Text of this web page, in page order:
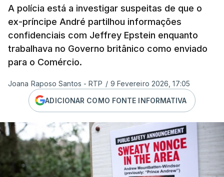
A polícia está a investigar suspeitas de que o
ex-príncipe André partilhou informações
confidenciais com Jeffrey Epstein enquanto
trabalhava no Governo britânico como enviado
para o Comércio.
Joana Raposo Santos - RTP / 9 Fevereiro 2026, 17:05
ADICIONAR COMO FONTE INFORMATIVA